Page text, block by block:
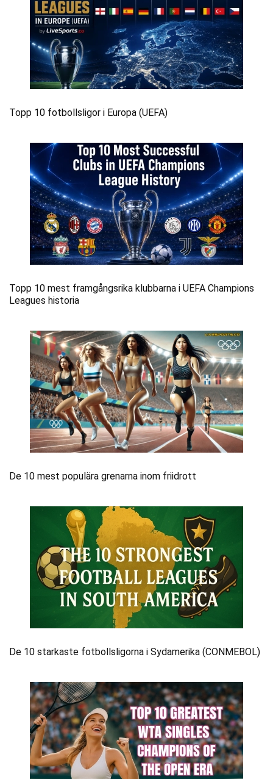
Topp 10 fotbollsligor i Europa (UEFA)
Topp 10 mest framgångsrika klubbarna i UEFA Champions
Leagues historia
De 10 mest populära grenarna inom friidrott
De 10 starkaste fotbollsligorna i Sydamerika (CONMEBOL)